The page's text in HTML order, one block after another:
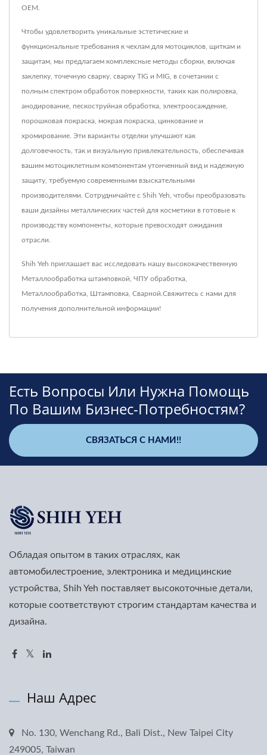
OEM.
Чтобы удовлетворить уникальные эстетические и
функциональные требования к чехлам для мотоциклов, щиткам и
защитам, мы предлагаем комплексные методы сборки, включая
заклепку, точечную сварку, сварку TIG и MIG, в сочетании с
полным спектром обработок поверхности, таких как полировка,
анодирование, пескоструйная обработка, электроосаждение,
порошковая покраска, мокрая покраска, цинкование и
хромирование. Эти варианты отделки улучшают как
долговечность, так и визуальную привлекательность, обеспечивая
вашим мотоциклетным компонентам утонченный вид и надежную
защиту, требуемую современными взыскательными
производителями. Сотрудничайте с Shih Yeh, чтобы преобразовать
ваши дизайны металлических частей для косметики в готовые к
производству компоненты, которые превосходят ожидания
отрасли.
Shih Yeh приглашает вас исследовать нашу высококачественную
Металлообработка штамповкой ЧПУ обработка
Металлообработка Штамповка Сварной Свяжитесь с нами для
получения дополнительной информации!
Есть Вопросы Или Нужна Помощь
По Вашим Бизнес-Потребностям?
СВЯЗАТЬСЯ С НАМИ!!
Обладая опытом в таких отраслях, как
автомобилестроение, электроника и медицинские
устройства, Shih Yeh поставляет высокоточные детали,
которые соответствуют строгим стандартам качества и
дизайна.
Наш Адрес
No. 130, Wenchang Rd., Bali Dist., New Taipei City
249005, Taiwan